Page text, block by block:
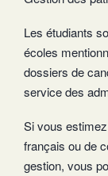
Les étudiants
écoles
dossiers de
service des
Si vous
français ou de
gestion, vous